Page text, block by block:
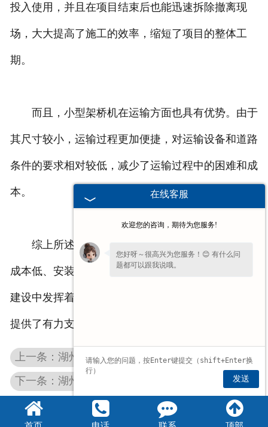
投入使用，并且在项目结束后也能迅速拆除撤离现
场，大大提高了施工的效率，缩短了项目的整体工
期。
而且，小型架桥机在运输方面也具有优势。由于
其尺寸较小，运输过程更加便捷，对运输设备和道路
条件的要求相对较低，减少了运输过程中的困难和成
本。
综上所述，小型架桥机以其灵活性、操作简便、
成本低、安装拆卸快捷以及运输便利等优点，在桥梁
建设中发挥着重要作用，为各类桥梁工程的顺利推进
提供了有力支持。
上一条：湖州国产架桥机
下一条：湖州双梁架桥机
在线客服
欢迎您的咨询，期待为您服务!
您好呀～很高兴为您服务！😊 有什么问
题都可以跟我说哦。
发送